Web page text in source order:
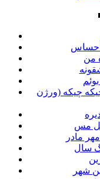
احساس
من
چیکه (ورژن
مس
مادر
سال
شهر